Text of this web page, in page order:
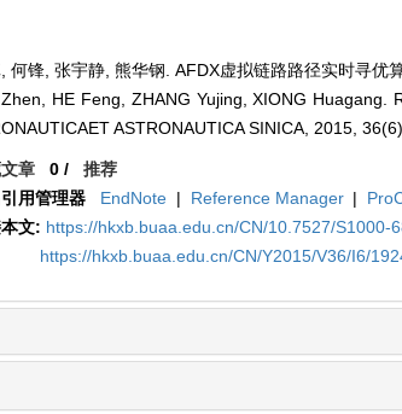
何锋, 张宇静, 熊华钢. AFDX虚拟链路路径实时寻
HE Feng, ZHANG Yujing, XIONG Huagang.
ASTRONAUTICA SINICA, 2015,
章 0 /推荐
用管理器
EndNote | Reference Manager |
文: https://hkxb.buaa.edu.cn/CN/10.7527/S1000-
https://hkxb.buaa.edu.cn/CN/Y2015/V36/I6/